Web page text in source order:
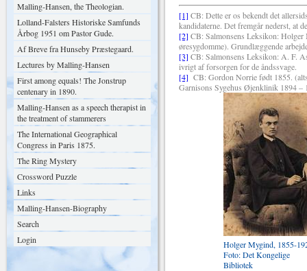
Malling-Hansen, the Theologian.
Lolland-Falsters Historiske Samfunds
Årbog 1951 om Pastor Gude.
Af Breve fra Hunseby Præstegaard.
Lectures by Malling-Hansen
First among equals! The Jonstrup
centenary in 1890.
Malling-Hansen as a speech therapist in
the treatment of stammerers
The International Geographical
Congress in Paris 1875.
The Ring Mystery
Crossword Puzzle
Links
Malling-Hansen-Biography
Search
Login
[1] CB: Dette er os bekendt det
kandidaterne. Det fremgår nederst, at
[2] CB: Salmonsens Leksikon:
øresygdomme). Grundlæggende
[3] CB: Salmonsens Leksikon: A. F.
ivrigt af forsorgen for de åndssvage.
[4] CB: Gordon Norrie født 1855.
Garnisons Sygehus Øjenklinik 1894 –
Holger Mygind, 1855-
Foto: Det Kongelige
Bibliotek